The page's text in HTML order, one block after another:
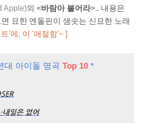
Apple)의 <바람아 불어라>.. 내용은
묘한 엔돌핀이 샘솟는 신묘한 노래
'에, 이 '애절함'~ ]
대 아이돌 명곡 Top 10 *
내일은 없어